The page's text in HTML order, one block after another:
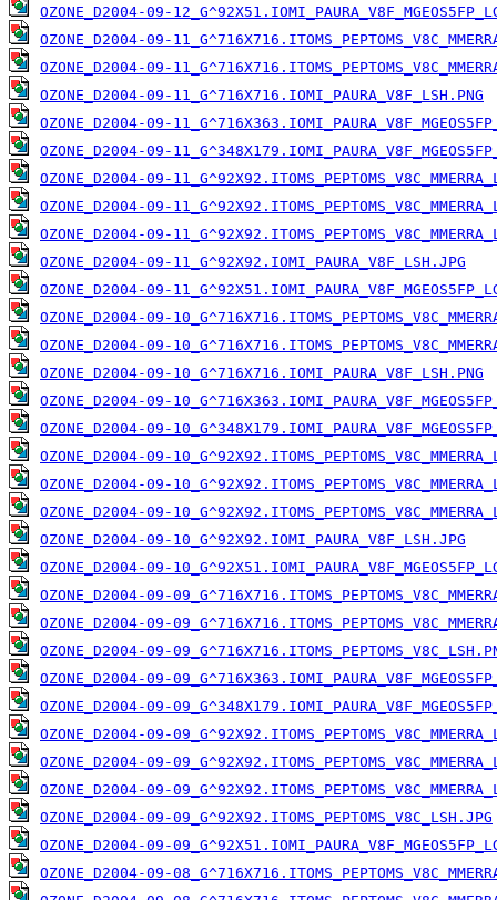
OZONE_D2004-09-
OZONE_D2004-09-
OZONE_D2004-09-
OZONE_D2004-09-11_G^716X716.IOMI_PAURA_V8F_LSH.PNG
OZONE_D2004-09-
OZONE_D2004-09-
OZONE_D2004-09-
OZONE_D2004-09-
OZONE_D2004-09-
OZONE_D2004-09-11_G^92X92.IOMI_PAURA_V8F_LSH.JPG
OZONE_D2004-09-
OZONE_D2004-09-
OZONE_D2004-09-
OZONE_D2004-09-10_G^716X716.IOMI_PAURA_V8F_LSH.PNG
OZONE_D2004-09-
OZONE_D2004-09-
OZONE_D2004-09-
OZONE_D2004-09-
OZONE_D2004-09-
OZONE_D2004-09-10_G^92X92.IOMI_PAURA_V8F_LSH.JPG
OZONE_D2004-09-
OZONE_D2004-09-
OZONE_D2004-09-
OZONE_D2004-09-
OZONE_D2004-09-
OZONE_D2004-09-
OZONE_D2004-09-
OZONE_D2004-09-
OZONE_D2004-09-
OZONE_D2004-09-09_G^92X92.ITOMS_PEPTOMS_V8C_LSH.JPG
OZONE_D2004-09-
OZONE_D2004-09-